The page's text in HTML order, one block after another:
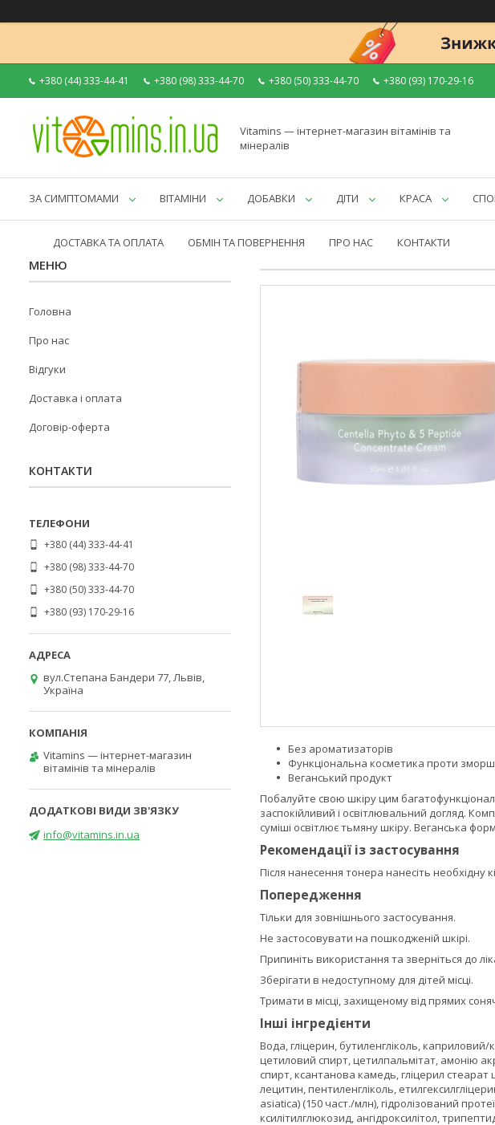
+380 (44) 333-44-41 +380 (98) 333-44-70 +380 (50) 333-44-70 +380 (93) 170-29-16
Vitamins — інтернет-магазин вітамінів та
мінералів
ЗА СИМПТОМАМИ ВІТАМІНИ ДОБАВКИ ДІТИ КРАСА
ДОСТАВКА ТА ОПЛАТА ОБМІН ТА ПОВЕРНЕННЯ ПРО НАС КОНТАКТИ
Без ароматизаторів
Функціональна косметика проти
Веганський продукт
Побалуйте свою шкіру цим
заспокійливий і освітлювальний догляд.
суміші освітлює тьмяну шкіру. Веганська
Рекомендації із застосування
Після нанесення тонера нанесіть необхідну
Попередження
Тільки для зовнішнього застосування.
Не застосовувати на пошкодженій шкірі.
Припиніть використання та зверніться до
Зберігати в недоступному для дітей місці.
Тримати в місці, захищеному від прямих
Інші інгредієнти
Вода, гліцерин, бутиленгліколь,
цетиловий спирт, цетилпальмітат, амонію
спирт, ксантанова камедь, гліцерил стеарат
лецитин, пентиленгліколь,
asiatica) (150 част./млн), гідролізований
ксилітилглюкозид, ангідроксилітол,
Головна
Про нас
Відгуки
Доставка і оплата
Договір-оферта
КОНТАКТИ
+380 (44) 333-44-41
+380 (98) 333-44-70
+380 (50) 333-44-70
+380 (93) 170-29-16
вул.Степана Бандери 77, Львів,
Україна
Vitamins — інтернет-магазин
вітамінів та мінералів
info@vitamins.in.ua